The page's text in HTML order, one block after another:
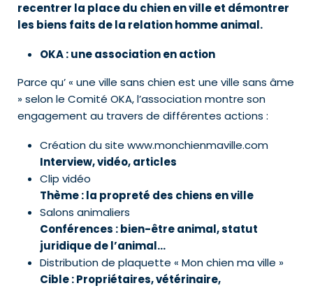
recentrer la place du chien en ville et démontrer
les biens faits de la relation homme animal.
OKA : une association en action
Parce qu’ « une ville sans chien est une ville sans âme
» selon le Comité OKA, l’association montre son
engagement au travers de différentes actions :
Création du site www.monchienmaville.com
Interview, vidéo, articles
Clip vidéo
Thème : la propreté des chiens en ville
Salons animaliers
Conférences : bien-être animal, statut
juridique de l’animal…
Distribution de plaquette « Mon chien ma ville »
Cible : Propriétaires, vétérinaire,